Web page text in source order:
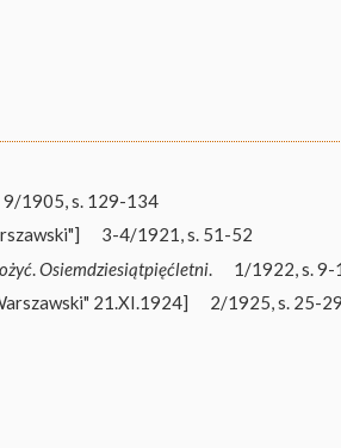
9/1905, s. 129-134
3-4/1921, s. 51-52
Osiemdziesiątpięćletni
1/1922, s. 9-
21.XI.1924]
2/1925, s. 25-